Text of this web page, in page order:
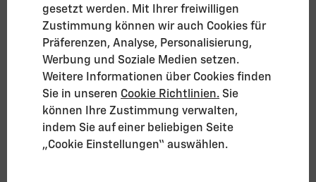
gesetzt werden. Mit Ihrer freiwilligen
Zustimmung können wir auch Cookies für
Präferenzen, Analyse, Personalisierung,
Werbung und Soziale Medien setzen.
Weitere Informationen über Cookies finden
Sie in unseren Cookie Richtlinien. Sie
können Ihre Zustimmung verwalten,
indem Sie auf einer beliebigen Seite
„Cookie Einstellungen“ auswählen.
Zusätzliche Preisangaben*
Corvette Stingray entdecken